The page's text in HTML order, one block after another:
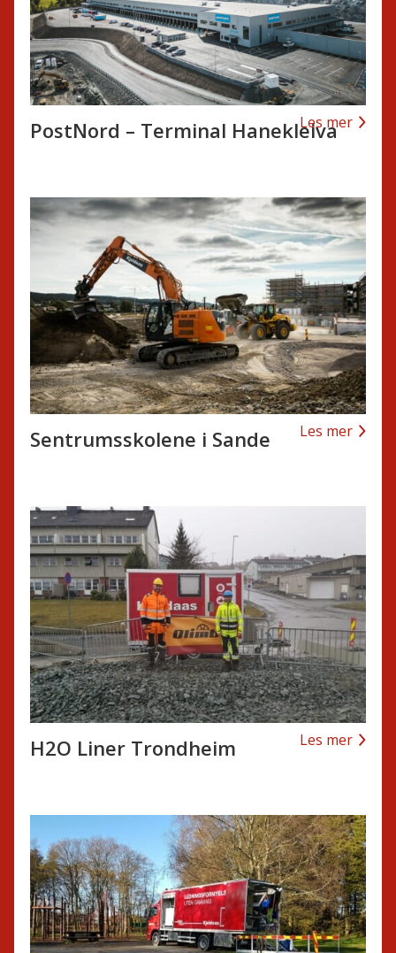
PostNord – Terminal Hanekleiva
Les mer
Sentrumsskolene i Sande Les mer
H2O Liner Trondheim Les mer